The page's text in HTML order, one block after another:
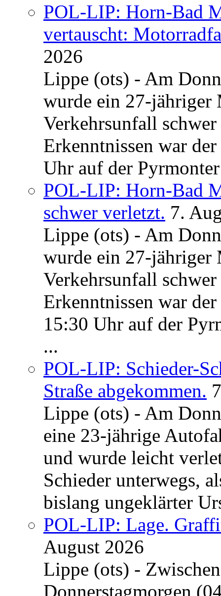
POL-LIP: Horn-Bad
vertauscht:
2026
Lippe (ots) - Am
wurde ein 27-jähriger
Verkehrsunfall
Erkenntnissen war
Uhr auf der
POL-LIP: Horn-Bad
schwer verletzt. 7.
Lippe (ots) - Am
wurde ein 27-jähriger
Verkehrsunfall
Erkenntnissen war
15:30 Uhr auf der
...
POL-LIP: Schieder-
Straße abgekommen.
Lippe (ots) - Am
eine 23-jährige
und wurde leicht
Schieder unterwegs,
bislang ungeklärter
POL-LIP: Lage.
August 2026
Lippe (ots) -
Donnerstagmorgen